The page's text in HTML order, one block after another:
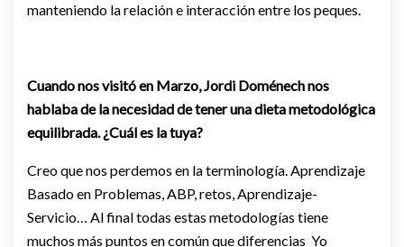
manteniendo la relación e interacción entre los peques.
Cuando nos visitó en Marzo, Jordi Doménech nos
hablaba de la necesidad de tener una dieta metodológica
equilibrada. ¿Cuál es la tuya?
Creo que nos perdemos en la terminología. Aprendizaje
Basado en Problemas, ABP, retos, Aprendizaje-
Servicio… Al final todas estas metodologías tiene
muchos más puntos en común que diferencias Yo